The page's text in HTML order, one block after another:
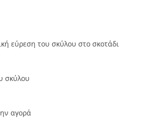
εύρεση του σκύλου στο σκοτάδι
σκύλου
αγορά